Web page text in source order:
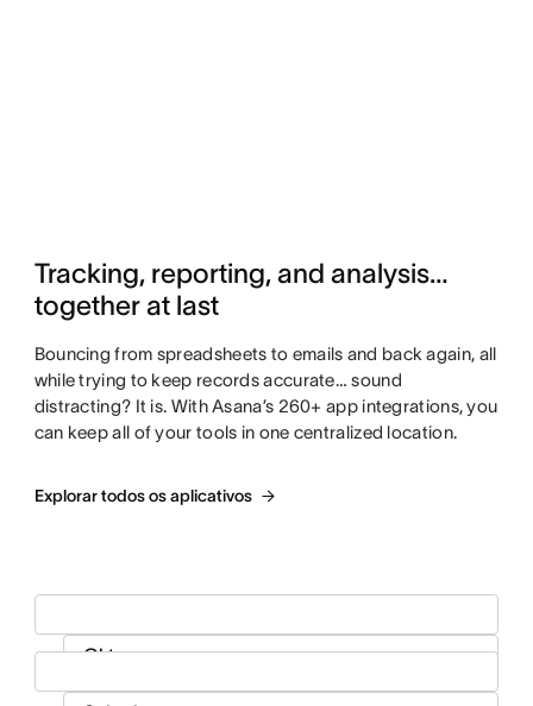
Tracking, reporting, and analysis…
together at last
Bouncing from spreadsheets to emails and back again, all
while trying to keep records accurate… sound
distracting? It is. With Asana’s 260+ app integrations, you
can keep all of your tools in one centralized location.
Explorar todos os aplicativos